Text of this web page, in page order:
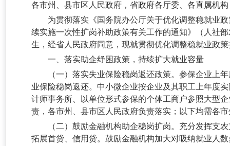
各市州、县市区人民政府，省政府各厅委、各直属机构
为贯彻落实《国务院办公厅关于优化调整稳就业
续实施一次性扩岗补助政策有关工作的通知》（人社
生，经省人民政府同意，现就贯彻优化调整稳就业政
一、落实助企纾困政策，持续扩大就业容量
（一）落实失业保险稳岗返还政策。 参保企业上
业保险稳岗返还。中小微企业按企业及其职工上年度
计师事务所、以单位形式参保的个体工商户参照大型
责，各市州、县市区人民政府负责落实；以下均需各
（二）鼓励金融机构助企稳岗扩岗。 充分发挥支
拓展首贷、信用贷。鼓励金融机构加大对吸纳就业人